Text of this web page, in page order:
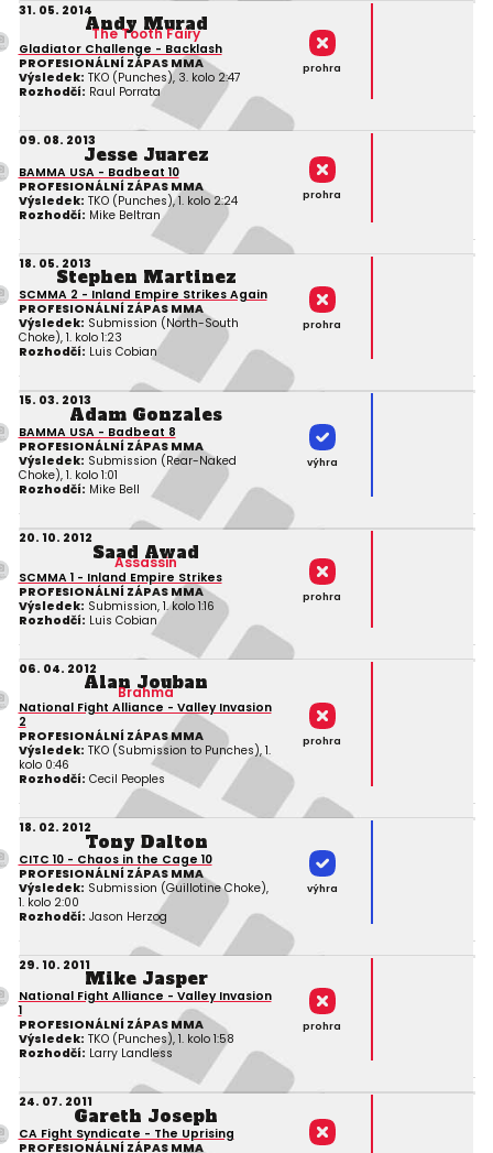
31. 05. 2014
Andy Murad
The Tooth Fairy
Gladiator Challenge - Backlash
PROFESIONÁLNÍ ZÁPAS MMA
Výsledek: TKO (Punches), 3. kolo 2:47
Rozhodčí: Raul Porrata
prohra
09. 08. 2013
Jesse Juarez
BAMMA USA - Badbeat 10
PROFESIONÁLNÍ ZÁPAS MMA
Výsledek: TKO (Punches), 1. kolo 2:24
Rozhodčí: Mike Beltran
prohra
18. 05. 2013
Stephen Martinez
SCMMA 2 - Inland Empire Strikes Again
PROFESIONÁLNÍ ZÁPAS MMA
Výsledek: Submission (North-South
Choke), 1. kolo 1:23
Rozhodčí: Luis Cobian
prohra
15. 03. 2013
Adam Gonzales
BAMMA USA - Badbeat 8
PROFESIONÁLNÍ ZÁPAS MMA
Výsledek: Submission (Rear-Naked
Choke), 1. kolo 1:01
Rozhodčí: Mike Bell
výhra
20. 10. 2012
Saad Awad
Assassin
SCMMA 1 - Inland Empire Strikes
PROFESIONÁLNÍ ZÁPAS MMA
Výsledek: Submission, 1. kolo 1:16
Rozhodčí: Luis Cobian
prohra
06. 04. 2012
Alan Jouban
Brahma
National Fight Alliance - Valley Invasion
2
PROFESIONÁLNÍ ZÁPAS MMA
Výsledek: TKO (Submission to Punches), 1.
kolo 0:46
Rozhodčí: Cecil Peoples
prohra
18. 02. 2012
Tony Dalton
CITC 10 - Chaos in the Cage 10
PROFESIONÁLNÍ ZÁPAS MMA
Výsledek: Submission (Guillotine Choke),
1. kolo 2:00
Rozhodčí: Jason Herzog
výhra
29. 10. 2011
Mike Jasper
National Fight Alliance - Valley Invasion
1
PROFESIONÁLNÍ ZÁPAS MMA
Výsledek: TKO (Punches), 1. kolo 1:58
Rozhodčí: Larry Landless
prohra
24. 07. 2011
Gareth Joseph
CA Fight Syndicate - The Uprising
PROFESIONÁLNÍ ZÁPAS MMA